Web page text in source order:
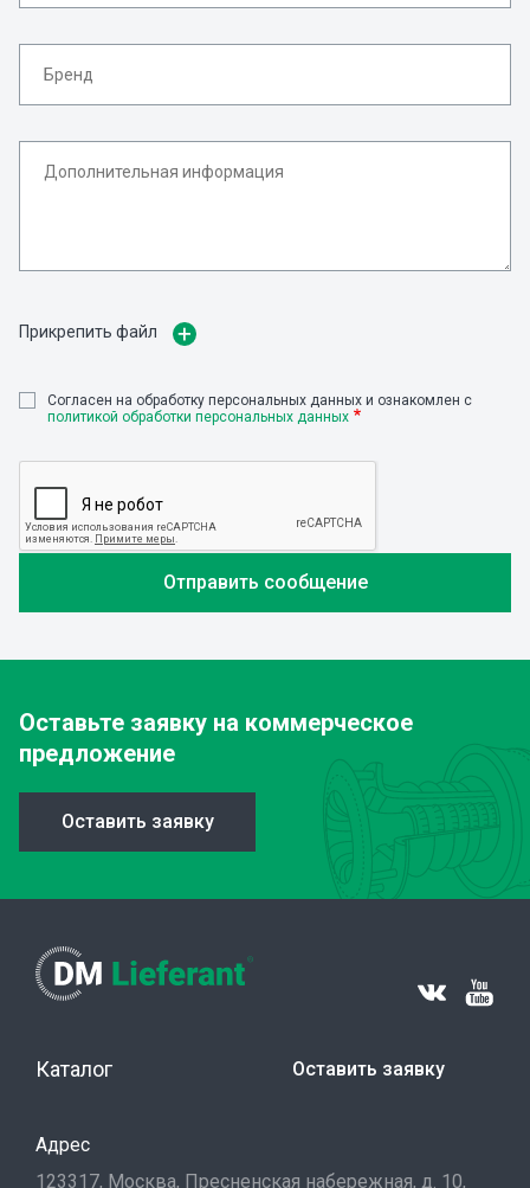
Прикрепить файл
Cогласен на обработку персональных данных и ознакомлен с
политикой обработки персональных данных
Оставьте заявку на коммерческое
предложение
Оставить заявку
Каталог Оставить заявку
Адрес
123317, Москва, Пресненская набережная, д. 10,